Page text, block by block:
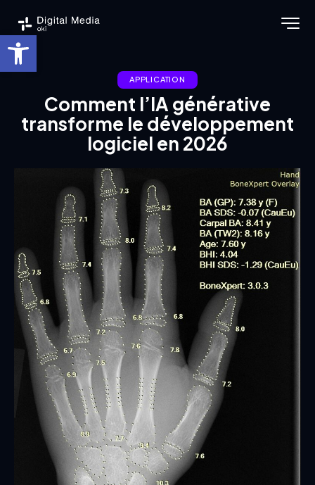
Ouvrir la barre d’outils
APPLICATION
Comment l’IA générative
transforme le développement
logiciel en 2026